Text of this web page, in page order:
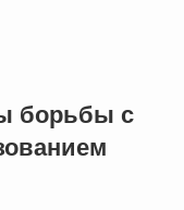
борьбы с